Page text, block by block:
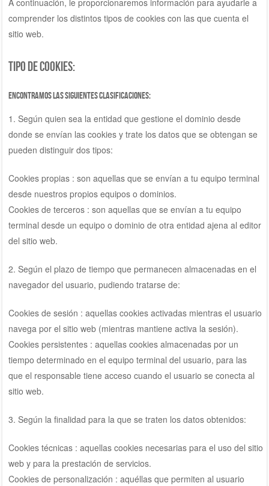
A continuación, le proporcionaremos información para ayudarle a
comprender los distintos tipos de cookies con las que cuenta el
sitio web.
Tipo de cookies:
Encontramos las siguientes clasificaciones:
1. Según quien sea la entidad que gestione el dominio desde
donde se envían las cookies y trate los datos que se obtengan se
pueden distinguir dos tipos:
Cookies propias : son aquellas que se envían a tu equipo terminal
desde nuestros propios equipos o dominios.
Cookies de terceros : son aquellas que se envían a tu equipo
terminal desde un equipo o dominio de otra entidad ajena al editor
del sitio web.
2. Según el plazo de tiempo que permanecen almacenadas en el
navegador del usuario, pudiendo tratarse de:
Cookies de sesión : aquellas cookies activadas mientras el usuario
navega por el sitio web (mientras mantiene activa la sesión).
Cookies persistentes : aquellas cookies almacenadas por un
tiempo determinado en el equipo terminal del usuario, para las
que el responsable tiene acceso cuando el usuario se conecta al
sitio web.
3. Según la finalidad para la que se traten los datos obtenidos:
Cookies técnicas : aquellas cookies necesarias para el uso del sitio
web y para la prestación de servicios.
Cookies de personalización : aquéllas que permiten al usuario